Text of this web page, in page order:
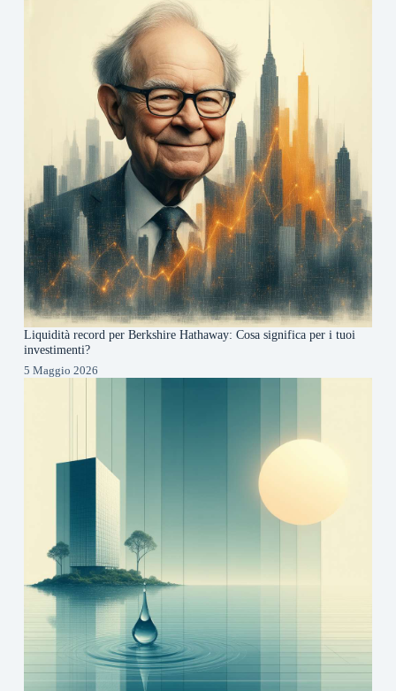
Liquidità record per Berkshire Hathaway: Cosa significa per i tuoi
investimenti?
5 Maggio 2026